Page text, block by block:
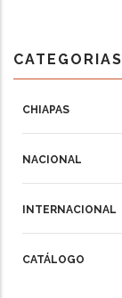
CATEGORIAS
CHIAPAS
NACIONAL
INTERNACIONAL
CATÁLOGO